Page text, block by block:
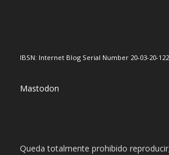
IBSN: Internet Blog Serial Number 20-03-20-
Mastodon
Queda totalmente prohibido